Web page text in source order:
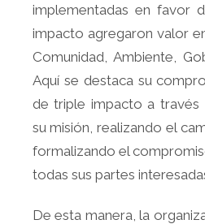
implementadas en favor
impacto agregaron valor
Comunidad, Ambiente,
Aquí se destaca su
de triple impacto a
su misión, realizando el
formalizando el
todas sus partes
De esta manera, la